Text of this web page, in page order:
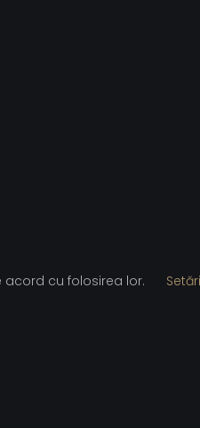
acord cu folosirea lor.